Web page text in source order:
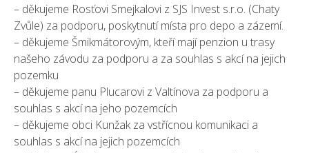
– děkujeme Rosťovi Smejkalovi z SJS Invest s.r.o. (Chaty
Zvůle) za podporu, poskytnutí místa pro depo a zázemí.
– děkujeme Šmikmátorovým, kteří mají penzion u trasy
našeho závodu za podporu a za souhlas s akcí na jejich
pozemku
– děkujeme panu Plucarovi z Valtínova za podporu a
souhlas s akcí na jeho pozemcích
– děkujeme obci Kunžak za vstřícnou komunikaci a
souhlas s akcí na jejich pozemcích